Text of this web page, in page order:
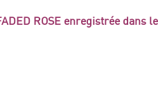
ROSE enregistrée dans